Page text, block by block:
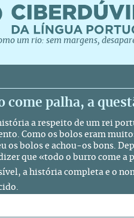
um rio: sem margens,
come palha, a
a respeito de um rei
Como os bolos eram
os bolos e achou-os bons.
que «todo o burro come a
a história completa e o